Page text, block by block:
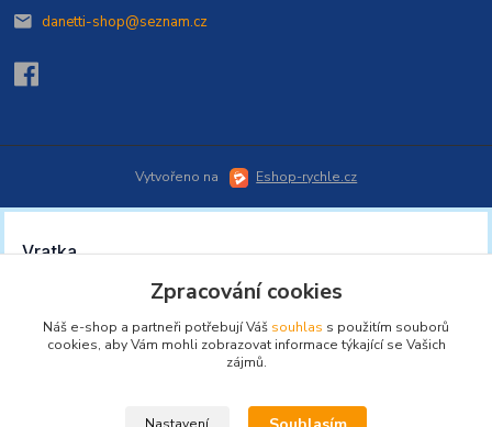
danetti-shop@seznam.cz
Vytvořeno na Eshop-rychle.cz
Zpracování cookies
Náš e-shop a partneři potřebují Váš souhlas s použitím souborů
cookies, aby Vám mohli zobrazovat informace týkající se Vašich
zájmů.